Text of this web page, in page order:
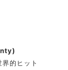
的ヒット